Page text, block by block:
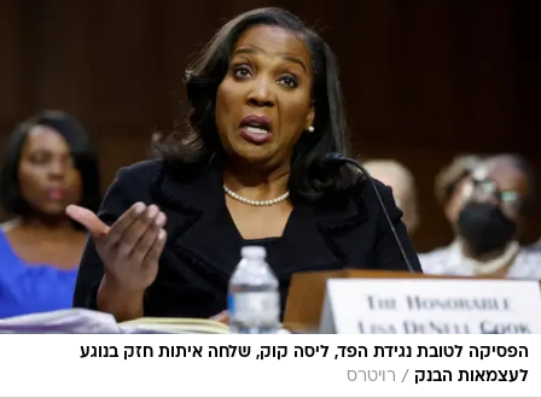
הפסיקה לטובת נגידת הפד, ליסה קוק, שלחה איתות חזק בנוגע
לעצמאות הבנק / רויטרס